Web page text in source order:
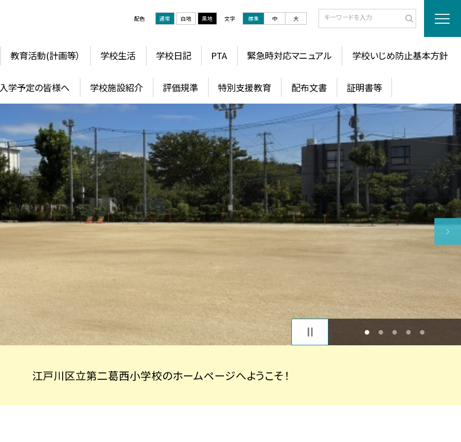
配色 通常 白地 黒地 文字 標準 中 大
教育活動(計画等） 学校生活 学校日記 PTA 緊急時対応マニュアル 学校いじめ防止基本方針
入学予定の皆様へ 学校施設紹介 評価規準 特別支援教育 配布文書 証明書等
1 2 3 4 5
江戸川区立第二葛西小学校のホームページへようこそ！